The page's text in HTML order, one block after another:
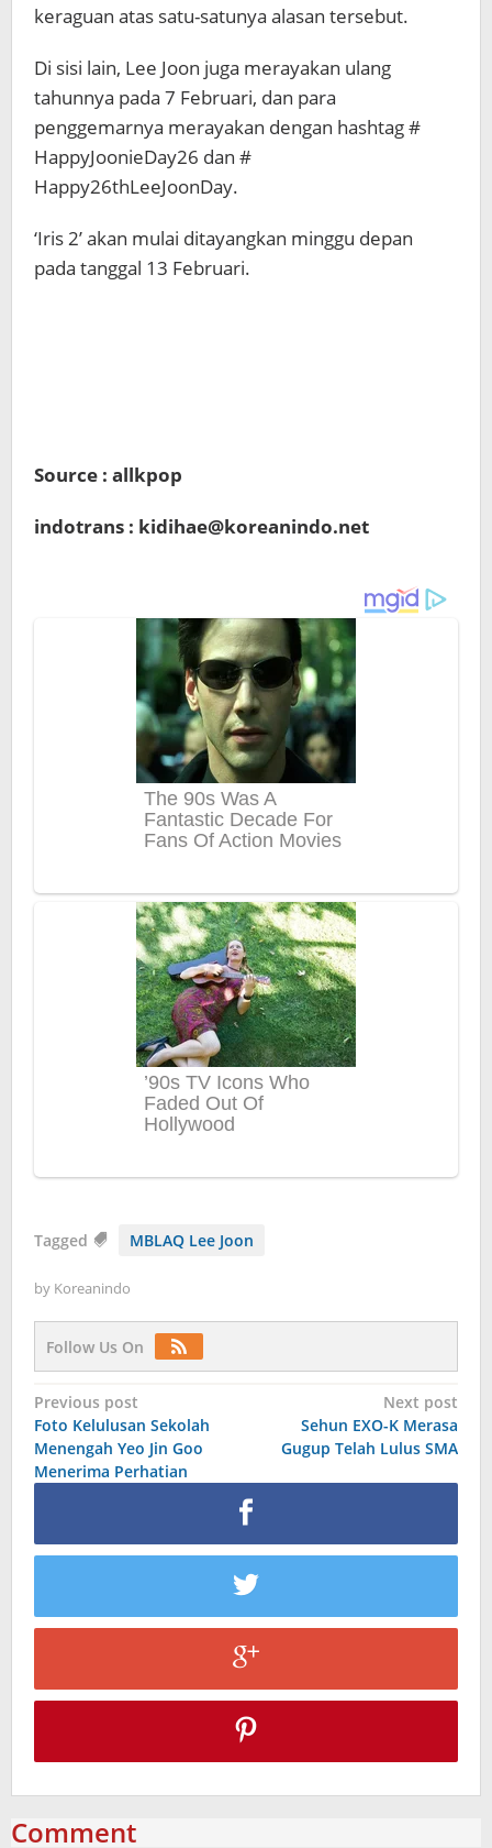
keraguan atas satu-satunya alasan tersebut.
Di sisi lain, Lee Joon juga merayakan ulang
tahunnya pada 7 Februari, dan para
penggemarnya merayakan dengan hashtag #
HappyJoonieDay26 dan #
Happy26thLeeJoonDay.
‘Iris 2’ akan mulai ditayangkan minggu depan
pada tanggal 13 Februari.
Source : allkpop
indotrans : kidihae@koreanindo.net
Tagged MBLAQ Lee Joon
by Koreanindo
Follow Us On
Post
navigation
Previous post
Foto Kelulusan Sekolah
Menengah Yeo Jin Goo
Menerima Perhatian
Next post
Sehun EXO-K Merasa
Gugup Telah Lulus SMA
Comment